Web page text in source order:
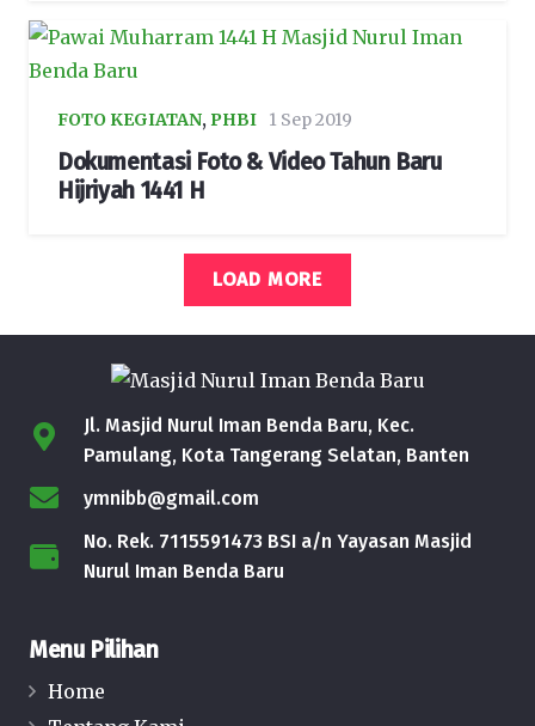
FOTO KEGIATAN, PHBI 1 Sep 2019
Dokumentasi Foto & Video Tahun Baru
Hijriyah 1441 H
LOAD MORE
Jl. Masjid Nurul Iman Benda Baru, Kec.
Pamulang, Kota Tangerang Selatan, Banten
ymnibb@gmail.com
No. Rek. 7115591473 BSI a/n Yayasan Masjid
Nurul Iman Benda Baru
Menu Pilihan
Home